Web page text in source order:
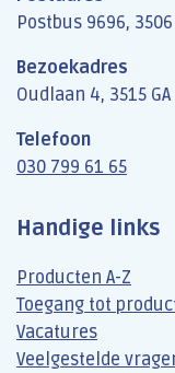
Postbus 9696,
Bezoekadres
Oudlaan 4, 3515
Telefoon
030 799 61 65
Handige links
Producten A-Z
Toegang tot
Vacatures
Veelgestelde